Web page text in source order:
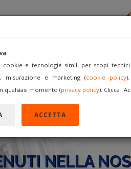
VENDI COME
NELLA
cookie e tecnologie simili per scopi
misurazione e marketing (cookie policy
qualsiasi momento (privacy policy). Clicca
ACCETTA